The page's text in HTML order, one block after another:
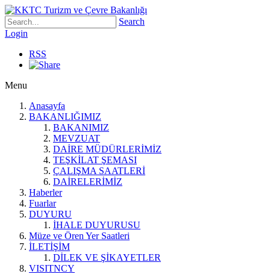
Search
Login
RSS
Menu
Anasayfa
BAKANLIĞIMIZ
BAKANIMIZ
MEVZUAT
DAİRE MÜDÜRLERİMİZ
TEŞKİLAT ŞEMASI
ÇALIŞMA SAATLERİ
DAİRELERİMİZ
Haberler
Fuarlar
DUYURU
İHALE DUYURUSU
Müze ve Ören Yer Saatleri
İLETİŞİM
DİLEK VE ŞİKAYETLER
VISITNCY